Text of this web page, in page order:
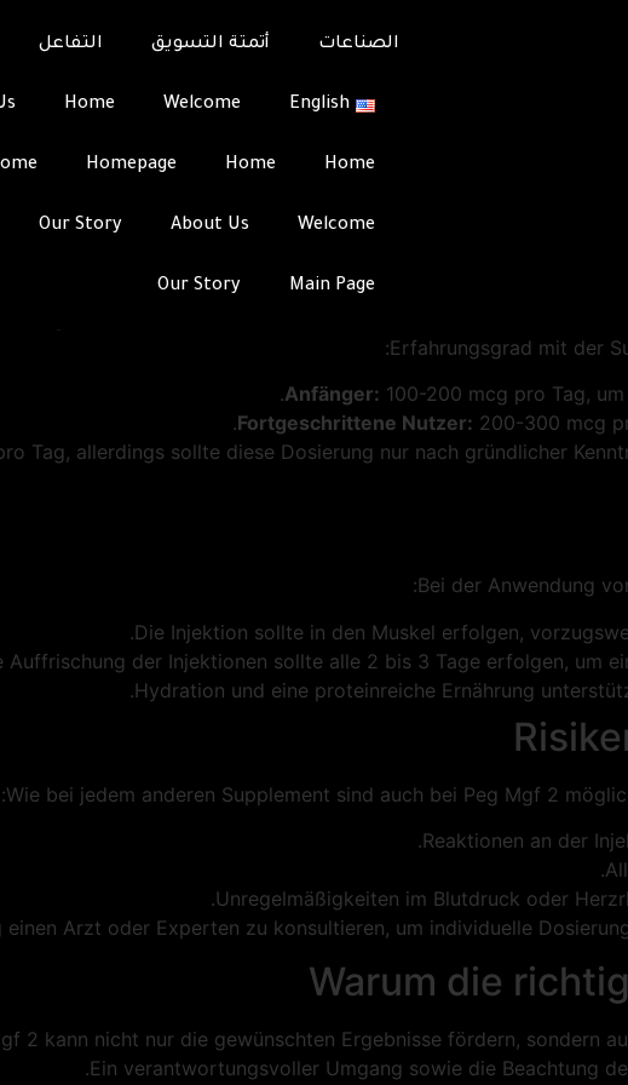
الصناعات أتمتة التسويق التفاعل
English
Welcome
Home
Home
Home
Homepage
Welcome
About Us
Our Story
Main Page
Our Story
Wichtige
Produkt, das im Bereich des Muskelwachstums und der
Ergebnisse zu erzielen und Nebenwirkungen zu
Dosierungen und Tipps
auf der
Erfahrungsgrad mit der
Anfänger: 100-200 mcg pro Tag,
Fortgeschrittene Nutzer: 200-300 mcg
Tag, allerdings sollte diese Dosierung nur nach gründlicher
Bei der Anwendung
Die Injektion sollte in den Muskel erfolgen,
Auffrischung der Injektionen sollte alle 2 bis 3 Tage erfolgen, um
Hydration und eine proteinreiche Ernährung
Wie bei jedem anderen Supplement sind auch bei Peg Mgf 2
Reaktionen an der
Unregelmäßigkeiten im Blutdruck oder
Arzt oder Experten zu konsultieren, um individuelle
Warum die
2 kann nicht nur die gewünschten Ergebnisse fördern, sondern
Ein verantwortungsvoller Umgang sowie die Beachtung